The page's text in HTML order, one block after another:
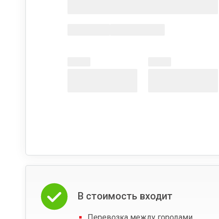
В стоимость входит